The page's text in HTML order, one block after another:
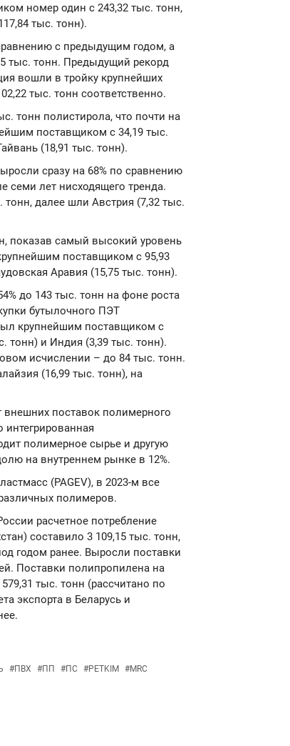
номер один с 243,32 тыс. тонн,
тыс. тонн).
с предыдущим годом, а
тыс. тонн. Предыдущий рекорд
вошли в тройку крупнейших
тыс. тонн соответственно.
тонн полистирола, что почти на
поставщиком с 34,19 тыс.
(18,91 тыс. тонн).
сразу на 68% по сравнению
семи лет нисходящего тренда.
далее шли Австрия (7,32 тыс.
показав самый высокий уровень
поставщиком с 95,93
Аравия (15,75 тыс. тонн).
до 143 тыс. тонн на фоне роста
бутылочного ПЭТ
крупнейшим поставщиком с
тонн) и Индия (3,39 тыс. тонн).
исчислении – до 84 тыс. тонн.
(16,99 тыс. тонн), на
поставок полимерного
интегрированная
полимерное сырье и другую
на внутреннем рынке в 12%.
(PAGEV), в 2023-м все
полимеров.
расчетное потребление
составило 3 109,15 тыс. тонн,
годом ранее. Выросли поставки
Поставки полипропилена на
тыс. тонн (рассчитано по
экспорта в Беларусь и
#ПВХ #ПП #ПС #PETKIM #MRC